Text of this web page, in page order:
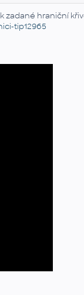
zadané hraniční
tip12965